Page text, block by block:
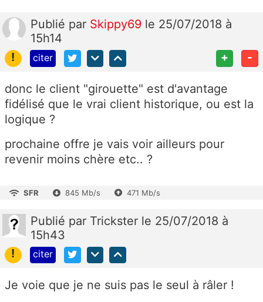
Publié par Skippy69 le 25/07/2018 à
15h14
!
citer + -
donc le client "girouette" est d'avantage
fidélisé que le vrai client historique, ou est la
logique ?
prochaine offre je vais voir ailleurs pour
revenir moins chère etc.. ?
SFR 845 Mb/s 471 Mb/s
Publié par Trickster le 25/07/2018 à
15h43
!
citer
Je voie que je ne suis pas le seul à râler !